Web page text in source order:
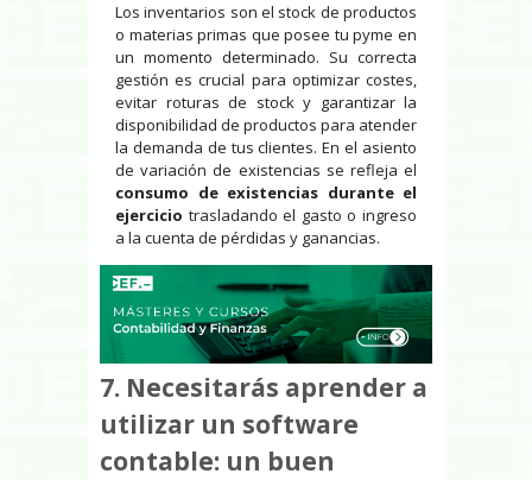
Los inventarios son el stock de productos
o materias primas que posee tu pyme en
un momento determinado. Su correcta
gestión es crucial para optimizar costes,
evitar roturas de stock y garantizar la
disponibilidad de productos para atender
la demanda de tus clientes. En el asiento
de variación de existencias se refleja el
consumo de existencias durante el
ejercicio trasladando el gasto o ingreso
a la cuenta de pérdidas y ganancias.
7. Necesitarás aprender a
utilizar un software
contable: un buen